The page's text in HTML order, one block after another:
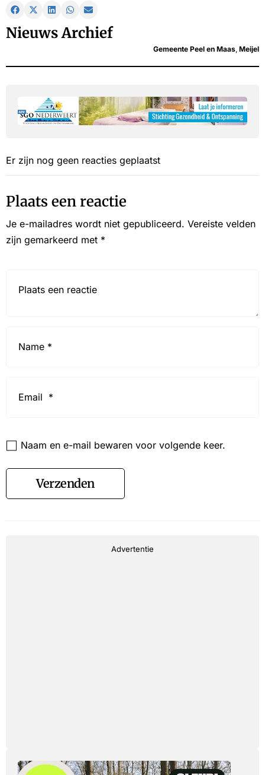
Nieuws Archief
Gemeente Peel en Maas, Meijel
Er zijn nog geen reacties geplaatst
Plaats een reactie
Je e-mailadres wordt niet gepubliceerd. Vereiste velden
zijn gemarkeerd met *
Naam en e-mail bewaren voor volgende keer.
Verzenden
Advertentie